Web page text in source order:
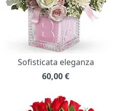
Sofisticata eleganza
60,00€